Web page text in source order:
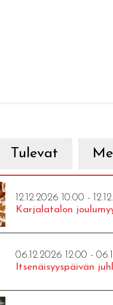
Tulevat
12.12.2026 10:00 -
Karjalatalon
06.12.2026 12:00 -
Itsenäisyyspäivän